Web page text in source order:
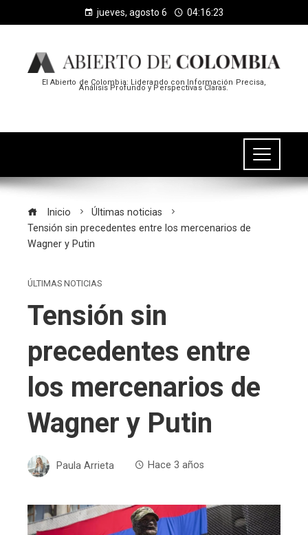
jueves, agosto 6 04:16:24
El Abierto de Colombia: Liderando con Información Precisa,
Análisis Profundo y Perspectivas Claras.
Inicio
Últimas noticias
Tensión sin precedentes entre los mercenarios de
Wagner y Putin
ÚLTIMAS NOTICIAS
Tensión sin
precedentes entre
los mercenarios de
Wagner y Putin
Paula Arrieta Hace 3 años